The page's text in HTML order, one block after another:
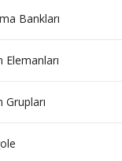
Bankları
Elemanları
Grupları